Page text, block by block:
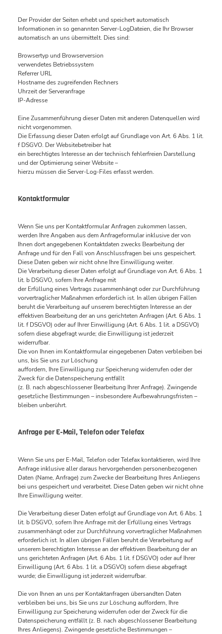
Der Provider der Seiten erhebt und speichert automatisch
Informationen in so genannten Server-LogDateien, die Ihr Browser
automatisch an uns übermittelt. Dies sind:
Browsertyp und Browserversion
verwendetes Betriebssystem
Referrer URL
Hostname des zugreifenden Rechners
Uhrzeit der Serveranfrage
IP-Adresse
Eine Zusammenführung dieser Daten mit anderen Datenquellen wird
nicht vorgenommen.
Die Erfassung dieser Daten erfolgt auf Grundlage von Art. 6 Abs. 1 lit.
f DSGVO. Der Websitebetreiber hat
ein berechtigtes Interesse an der technisch fehlerfreien Darstellung
und der Optimierung seiner Website –
hierzu müssen die Server-Log-Files erfasst werden.
Kontaktformular
Wenn Sie uns per Kontaktformular Anfragen zukommen lassen,
werden Ihre Angaben aus dem Anfrageformular inklusive der von
Ihnen dort angegebenen Kontaktdaten zwecks Bearbeitung der
Anfrage und für den Fall von Anschlussfragen bei uns gespeichert.
Diese Daten geben wir nicht ohne Ihre Einwilligung weiter.
Die Verarbeitung dieser Daten erfolgt auf Grundlage von Art. 6 Abs. 1
lit. b DSGVO, sofern Ihre Anfrage mit
der Erfüllung eines Vertrags zusammenhängt oder zur Durchführung
vorvertraglicher Maßnahmen erforderlich ist. In allen übrigen Fällen
beruht die Verarbeitung auf unserem berechtigten Interesse an der
effektiven Bearbeitung der an uns gerichteten Anfragen (Art. 6 Abs. 1
lit. f DSGVO) oder auf Ihrer Einwilligung (Art. 6 Abs. 1 lit. a DSGVO)
sofern diese abgefragt wurde; die Einwilligung ist jederzeit
widerrufbar.
Die von Ihnen im Kontaktformular eingegebenen Daten verbleiben bei
uns, bis Sie uns zur Löschung
auffordern, Ihre Einwilligung zur Speicherung widerrufen oder der
Zweck für die Datenspeicherung entfällt
(z. B. nach abgeschlossener Bearbeitung Ihrer Anfrage). Zwingende
gesetzliche Bestimmungen – insbesondere Aufbewahrungsfristen –
bleiben unberührt.
Anfrage per E-Mail, Telefon oder Telefax
Wenn Sie uns per E-Mail, Telefon oder Telefax kontaktieren, wird Ihre
Anfrage inklusive aller daraus hervorgehenden personenbezogenen
Daten (Name, Anfrage) zum Zwecke der Bearbeitung Ihres Anliegens
bei uns gespeichert und verarbeitet. Diese Daten geben wir nicht ohne
Ihre Einwilligung weiter.
Die Verarbeitung dieser Daten erfolgt auf Grundlage von Art. 6 Abs. 1
lit. b DSGVO, sofern Ihre Anfrage mit der Erfüllung eines Vertrags
zusammenhängt oder zur Durchführung vorvertraglicher Maßnahmen
erforderlich ist. In allen übrigen Fällen beruht die Verarbeitung auf
unserem berechtigten Interesse an der effektiven Bearbeitung der an
uns gerichteten Anfragen (Art. 6 Abs. 1 lit. f DSGVO) oder auf Ihrer
Einwilligung (Art. 6 Abs. 1 lit. a DSGVO) sofern diese abgefragt
wurde; die Einwilligung ist jederzeit widerrufbar.
Die von Ihnen an uns per Kontaktanfragen übersandten Daten
verbleiben bei uns, bis Sie uns zur Löschung auffordern, Ihre
Einwilligung zur Speicherung widerrufen oder der Zweck für die
Datenspeicherung entfällt (z. B. nach abgeschlossener Bearbeitung
Ihres Anliegens). Zwingende gesetzliche Bestimmungen –